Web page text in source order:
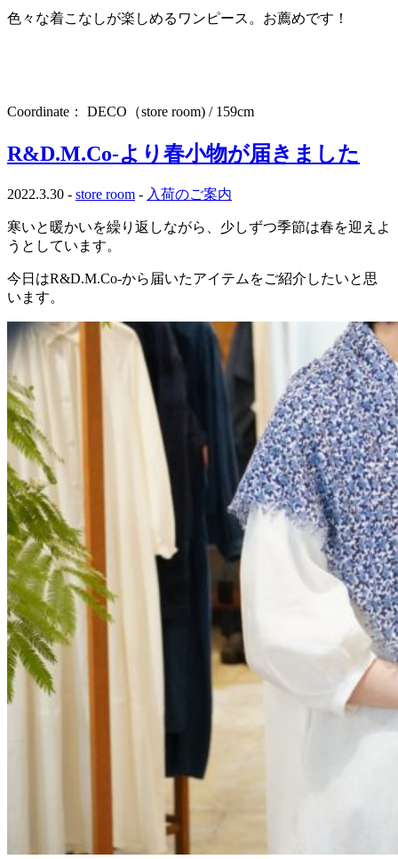
色々な着こなしが楽しめるワンピース。お薦めです！
Coordinate： DECO（store room) / 159cm
R&D.M.Co-より春小物が届きました
2022.3.30 - store room - 入荷のご案内
寒いと暖かいを繰り返しながら、少しずつ季節は春を迎えよ
うとしています。
今日はR&D.M.Co-から届いたアイテムをご紹介したいと思
います。